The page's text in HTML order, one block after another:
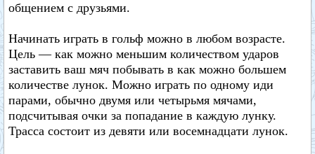
общением с друзьями.
Начинать играть в гольф можно в любом возрасте.
Цель — как можно меньшим количеством ударов
заставить ваш мяч побывать в как можно большем
количестве лунок. Можно играть по одному иди
парами, обычно двумя или четырьмя мячами,
подсчитывая очки за попадание в каждую лунку.
Трасса состоит из девяти или восемнадцати лунок.